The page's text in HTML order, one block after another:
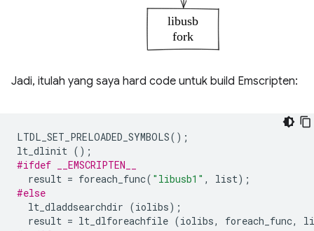
Jadi, itulah yang saya hard code untuk build Emscripten:
LTDL_SET_PRELOADED_SYMBOLS();
lt_dlinit ();
#ifdef __EMSCRIPTEN__
result = foreach_func( "libusb1" , list);
#else
lt_dladdsearchdir (iolibs);
result = lt_dlforeachfile (iolibs, foreach_func,